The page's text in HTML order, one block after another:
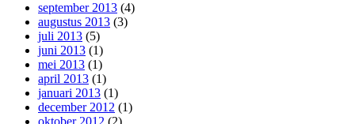
september 2013 (4)
augustus 2013 (3)
juli 2013 (5)
juni 2013 (1)
mei 2013 (1)
april 2013 (1)
januari 2013 (1)
december 2012 (1)
oktober 2012 (2)